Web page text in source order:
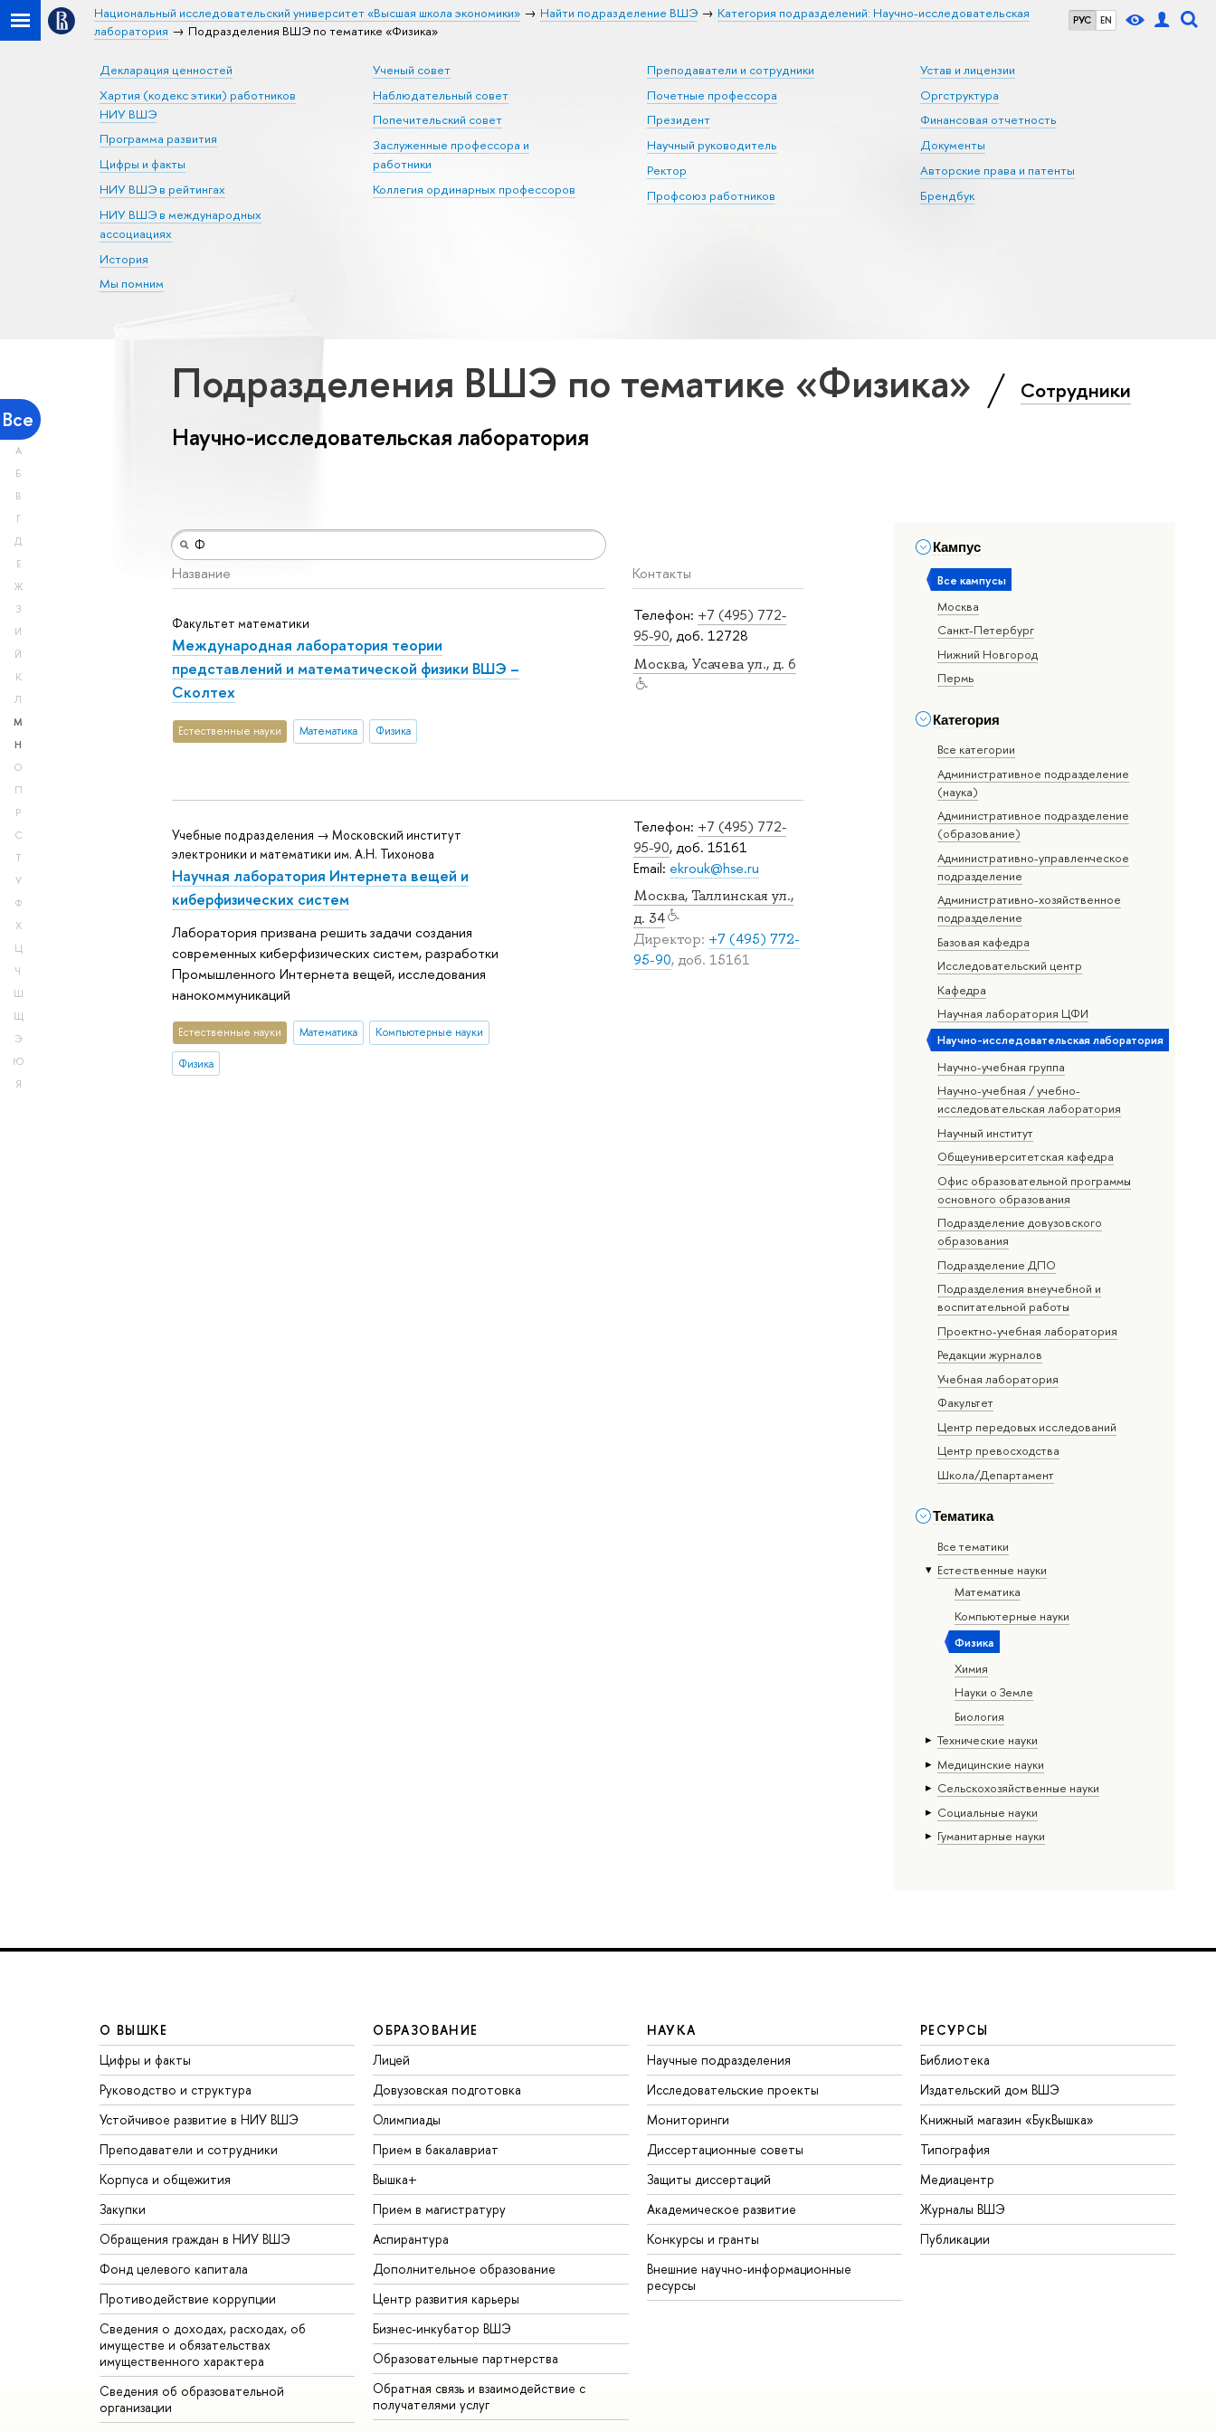
РУС EN
Национальный исследовательский университет «Высшая школа экономики» Найти подразделение ВШЭ
Категория подразделений: Научно-исследовательская
лаборатория
Подразделения ВШЭ по тематике «Физика»
Декларация ценностей
Хартия (кодекс этики) работников
НИУ ВШЭ
Программа развития
Цифры и факты
НИУ ВШЭ в рейтингах
НИУ ВШЭ в международных
ассоциациях
История
Мы помним
Ученый совет
Наблюдательный совет
Попечительский совет
Заслуженные профессора и
работники
Коллегия ординарных профессоров
Преподаватели и сотрудники
Почетные профессора
Президент
Научный руководитель
Ректор
Профсоюз работников
Устав и лицензии
Оргструктура
Финансовая отчетность
Документы
Авторские права и патенты
Брендбук
Все
А
Б
В
Г
Д
Е
Ж
З
И
Й
К
Л
М
Н
О
П
Р
С
Т
У
Ф
Х
Ц
Ч
Ш
Щ
Э
Ю
Я
Подразделения ВШЭ по тематике «Физика» Сотрудники
Научно-исследовательская лаборатория
Кампус
Все кампусы
Москва
Санкт-Петербург
Нижний Новгород
Пермь
Категория
Все категории
Административное подразделение
(наука)
Административное подразделение
(образование)
Административно-управленческое
подразделение
Административно-хозяйственное
подразделение
Базовая кафедра
Исследовательский центр
Кафедра
Научная лаборатория ЦФИ
Научно-исследовательская лаборатория
Научно-учебная группа
Научно-учебная / учебно-
исследовательская лаборатория
Научный институт
Общеуниверситетская кафедра
Офис образовательной программы
основного образования
Подразделение довузовского
образования
Подразделение ДПО
Подразделения внеучебной и
воспитательной работы
Проектно-учебная лаборатория
Редакции журналов
Учебная лаборатория
Факультет
Центр передовых исследований
Центр превосходства
Школа/Департамент
Тематика
Все тематики
Естественные науки
Математика
Компьютерные науки
Физика
Химия
Науки о Земле
Биология
Тех­ничес­кие науки
Медицинские науки
Сельскохозяйственные науки
Социальные науки
Гуманитарные науки
Название Контакты
Телефон: +7 (495) 772-
95-90, доб. 12728
Москва, Усачева ул., д. 6
Факультет математики
Международная лаборатория теории
представлений и математической физики ВШЭ –
Сколтех
Естественные науки Математика Физика
Телефон: +7 (495) 772-
95-90, доб. 15161
Email: ekrouk@hse.ru
Москва, Таллинская ул.,
д. 34
Директор: +7 (495) 772-
95-90, доб. 15161
Учебные подразделения → Московский институт
электроники и математики им. А.Н. Тихонова
Научная лаборатория Интернета вещей и
киберфизических систем
Лаборатория призвана решить задачи создания
современных киберфизических систем, разработки
Промышленного Интернета вещей, исследования
нанокоммуникаций
Естественные науки Математика Компьютерные науки
Физика
О ВЫШКЕ
Цифры и факты
Руководство и структура
Устойчивое развитие в НИУ ВШЭ
Преподаватели и сотрудники
Корпуса и общежития
Закупки
Обращения граждан в НИУ ВШЭ
Фонд целевого капитала
Противодействие коррупции
Сведения о доходах, расходах, об
имуществе и обязательствах
имущественного характера
Сведения об образовательной
организации
ОБРАЗОВАНИЕ
Лицей
Довузовская подготовка
Олимпиады
Прием в бакалавриат
Вышка+
Прием в магистратуру
Аспирантура
Дополнительное образование
Центр развития карьеры
Бизнес-инкубатор ВШЭ
Образовательные партнерства
Обратная связь и взаимодействие с
получателями услуг
НАУКА
Научные подразделения
Исследовательские проекты
Мониторинги
Диссертационные советы
Защиты диссертаций
Академическое развитие
Конкурсы и гранты
Внешние научно-информационные
ресурсы
РЕСУРСЫ
Библиотека
Издательский дом ВШЭ
Книжный магазин «БукВышка»
Типография
Медиацентр
Журналы ВШЭ
Публикации